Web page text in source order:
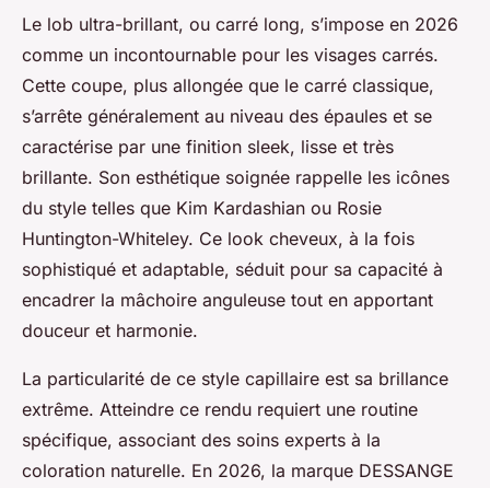
Le lob ultra-brillant, ou carré long, s’impose en 2026
comme un incontournable pour les visages carrés.
Cette coupe, plus allongée que le carré classique,
s’arrête généralement au niveau des épaules et se
caractérise par une finition sleek, lisse et très
brillante. Son esthétique soignée rappelle les icônes
du style telles que Kim Kardashian ou Rosie
Huntington-Whiteley. Ce look cheveux, à la fois
sophistiqué et adaptable, séduit pour sa capacité à
encadrer la mâchoire anguleuse tout en apportant
douceur et harmonie.
La particularité de ce style capillaire est sa brillance
extrême. Atteindre ce rendu requiert une routine
spécifique, associant des soins experts à la
coloration naturelle. En 2026, la marque DESSANGE